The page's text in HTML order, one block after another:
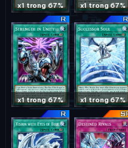
x1 trong 67% x1 trong 67%
x1 trong 67% x1 trong 67%